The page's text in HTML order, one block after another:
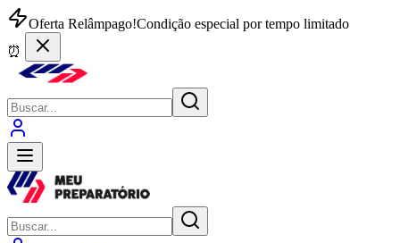
Oferta Relâmpago!Condição especial por tempo limitado
⏰